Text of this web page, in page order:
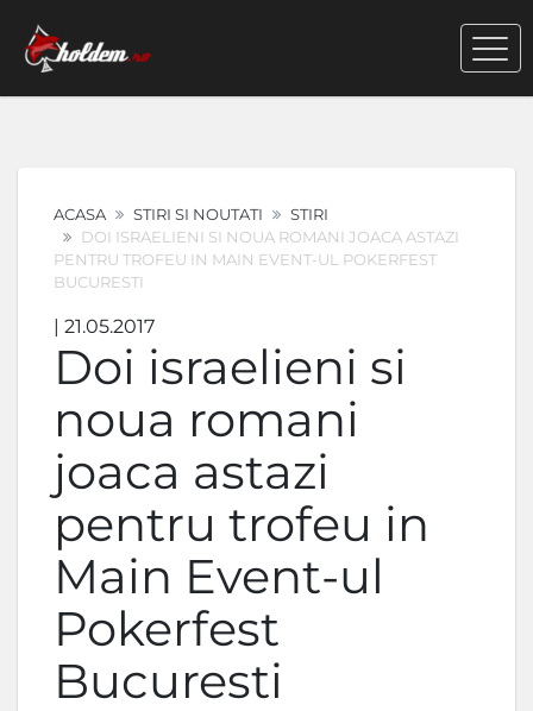
ACASA STIRI SI NOUTATI
STIRI
DOI ISRAELIENI SI NOUA ROMANI JOACA ASTAZI
PENTRU TROFEU IN MAIN EVENT-UL POKERFEST
BUCURESTI
| 21.05.2017
Doi israelieni si
noua romani
joaca astazi
pentru trofeu in
Main Event-ul
Pokerfest
Bucuresti